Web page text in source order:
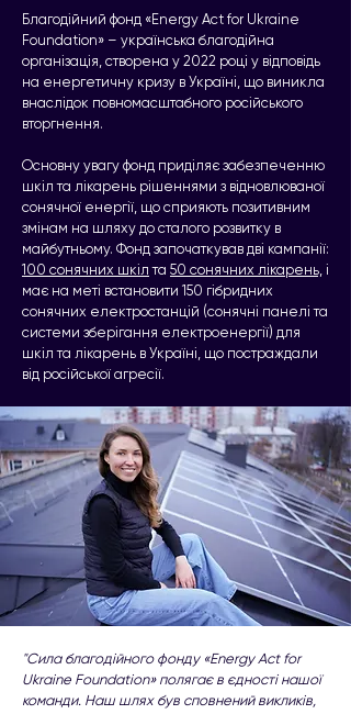
Благодійний фонд «Energy Act for Ukraine
Foundation» – українська благодійна
організація, створена у 2022 році у відповідь
на енергетичну кризу в Україні, що виникла
внаслідок повномасштабного російського
вторгнення.
Основну увагу фонд приділяє забезпеченню
шкіл та лікарень рішеннями з відновлюваної
сонячної енергії, що сприяють позитивним
змінам на шляху до сталого розвитку в
майбутньому. Фонд започаткував дві кампанії:
100 сонячних шкіл та 50 сонячних лікарень, і
має на меті встановити 150 гібридних
сонячних електростанцій (сонячні панелі та
системи зберігання електроенергії) для
шкіл та лікарень в Україні, що постраждали
від російської агресії.
"Сила благодійного фонду «Energy Act for
Ukraine Foundation» полягає в єдності нашої
команди. Наш шлях був сповнений викликів,